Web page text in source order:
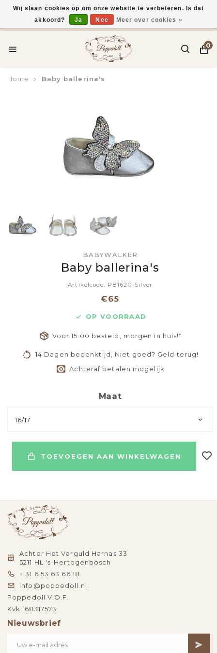
Voor 15:00 uur besteld, vandaag verzonden*
0
Home Baby ballerina's
BABYWALKER
Baby ballerina's
Artikelcode: PB1620-Silver
€65
OP VOORRAAD
Voor 15:00 besteld, morgen in huis!*
14 Dagen bedenktijd, Niet goed? Geld terug!
Achteraf betalen mogelijk
Maat
16/17
TOEVOEGEN AAN WINKELWAGEN
Achter Het Verguld Harnas 33
5211 HL 's-Hertogenbosch
+ 31 6 53 63 66 18
info@poppedoll.nl
Poppedoll V.O.F.
Kvk: 68317573
Nieuwsbrief
Wij slaan cookies op om onze website te verbeteren. Is dat
akkoord?
Ja Nee Meer over cookies »